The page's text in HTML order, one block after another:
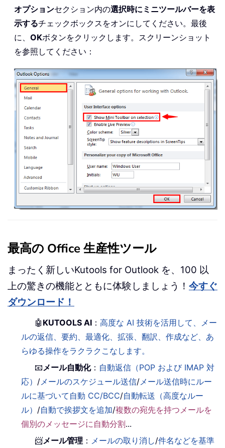
オプションセクション内の選択時にミニツールバーを表
示するチェックボックスをオンにしてください。最後
に、 OKボタンをクリックします。スクリーンショット
を参照してください：
最高の Office 生産性ツール
まったく新しいKutools for Outlook を、100 以
上の驚きの機能とともに体験しましょう！ 今すぐ
ダウンロード！
🤖 KUTOOLS AI ：高度な AI 技術を活用して、メー
ルの返信、要約、最適化、拡張、翻訳、作成など、あ
らゆる操作をラクラクこなします。
📧 メール自動化： 自動返信（POP および IMAP 対
応） / メールのスケジュール送信/ メール送信時にルー
ルに基づいて自動 CC/BCC/自動転送（高度なルー
ル） /自動で挨拶文を追加/複数の宛先を持つメールを
個別のメッセージに自動分割...
📨メール管理 ： メールの取り消し/件名などを基準